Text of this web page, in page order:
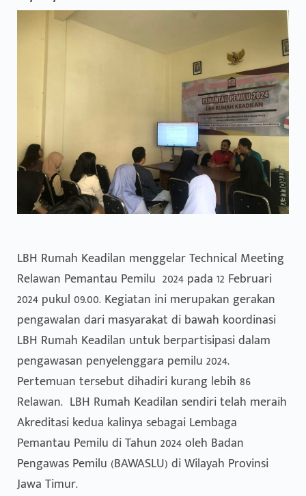
LBH Rumah Keadilan menggelar Technical Meeting
Relawan Pemantau Pemilu 2024 pada 12 Februari
2024 pukul 09.00. Kegiatan ini merupakan gerakan
pengawalan dari masyarakat di bawah koordinasi
LBH Rumah Keadilan untuk berpartisipasi dalam
pengawasan penyelenggara pemilu 2024.
Pertemuan tersebut dihadiri kurang lebih 86
Relawan. LBH Rumah Keadilan sendiri telah meraih
Akreditasi kedua kalinya sebagai Lembaga
Pemantau Pemilu di Tahun 2024 oleh Badan
Pengawas Pemilu (BAWASLU) di Wilayah Provinsi
Jawa Timur.